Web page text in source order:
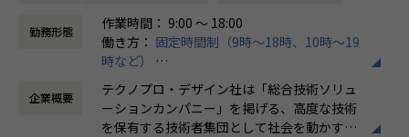
③製品設計や生産の効率化や標準化を含んだコンサルティン
④CAE解析研修サービス
【プロジェクト例】
・振動計測システムのデータ解析/測定立会い/セットアップ
勤務形態
作業時間： 9:00 ～ 18:00
働き方： 固定時間制（9時～18時、10時～19
時など）
時間外労働の有無： 有（月平均20時間）
休憩時間： 60分
企業概要
テクノプロ・デザイン社は「総合技術ソリュ
ーションカンパニー」を掲げる、高度な技術
を保有する技術者集団として社会を動かすこ